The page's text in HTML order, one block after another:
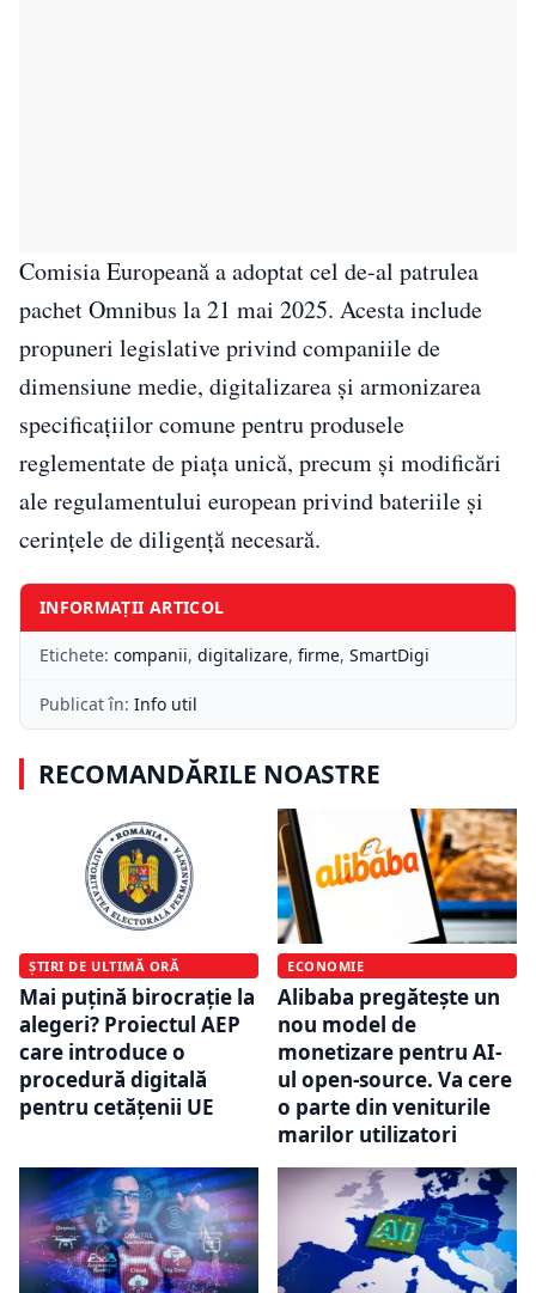
Comisia Europeană a adoptat cel de-al patrulea
pachet Omnibus la 21 mai 2025. Acesta include
propuneri legislative privind companiile de
dimensiune medie, digitalizarea și armonizarea
specificațiilor comune pentru produsele
reglementate de piața unică, precum și modificări
ale regulamentului european privind bateriile și
cerințele de diligență necesară.
INFORMAȚII ARTICOL
Etichete: companii, digitalizare, firme, SmartDigi
Publicat în: Info util
RECOMANDĂRILE NOASTRE
ȘTIRI DE ULTIMĂ ORĂ
Mai puțină birocrație la
alegeri? Proiectul AEP
care introduce o
procedură digitală
pentru cetățenii UE
ECONOMIE
Alibaba pregătește un
nou model de
monetizare pentru AI-
ul open-source. Va cere
o parte din veniturile
marilor utilizatori